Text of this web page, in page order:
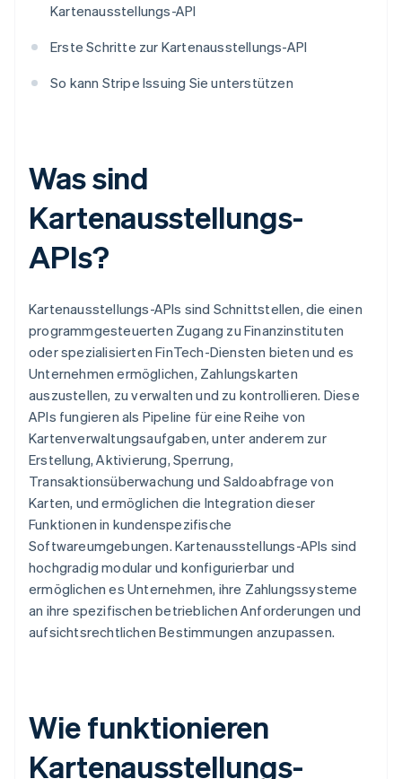
Kartenausstellungs-API
Erste Schritte zur Kartenausstellungs-API
So kann Stripe Issuing Sie unterstützen
Was sind
Kartenausstellungs-
APIs?
Kartenausstellungs-APIs sind Schnittstellen, die einen
programmgesteuerten Zugang zu Finanzinstituten
oder spezialisierten FinTech-Diensten bieten und es
Unternehmen ermöglichen, Zahlungskarten
auszustellen, zu verwalten und zu kontrollieren. Diese
APIs fungieren als Pipeline für eine Reihe von
Kartenverwaltungsaufgaben, unter anderem zur
Erstellung, Aktivierung, Sperrung,
Transaktionsüberwachung und Saldoabfrage von
Karten, und ermöglichen die Integration dieser
Funktionen in kundenspezifische
Softwareumgebungen. Kartenausstellungs-APIs sind
hochgradig modular und konfigurierbar und
ermöglichen es Unternehmen, ihre Zahlungssysteme
an ihre spezifischen betrieblichen Anforderungen und
aufsichtsrechtlichen Bestimmungen anzupassen.
Wie funktionieren
Kartenausstellungs-